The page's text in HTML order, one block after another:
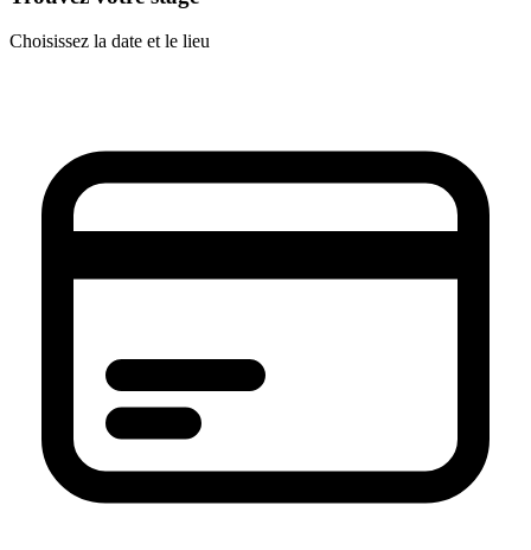
Choisissez la date et le lieu